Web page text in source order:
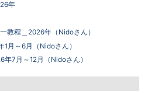
年
教程＿2026年（Nidoさん）
月～6月（Nidoさん）
7月～12月（Nidoさん）